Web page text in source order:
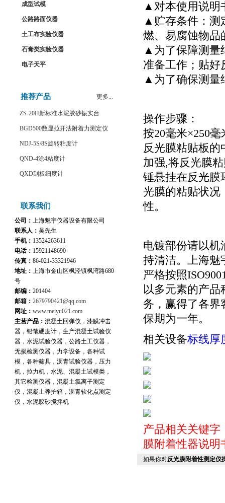
成型试模
公路路面仪器
土工布实验仪器
石膏类实验仪器
电子天平
推荐产品 更多...
ZS-20H新标准水泥胶砂振实台
BGD500数显拉开法附着力测定仪
NDJ-5S/8S旋转粘度计
QND-4涂4粘度计
QXD刮板细度计
联系我们
公司： 上海魅宇仪器设备有限公司
联系人： 吴先生
手机： 13524263611
电话： 15921148690
传真： 86-021-33321946
地址： 上海市金山区枫泾镇枫湾路680
号
邮编： 201404
邮箱： 2679790421@qq.com
网址： www.meiyu021.com
主营产品： 混凝土回弹仪，漆膜冲击
器，铅笔硬度计，生产混凝土试验仪
器，水泥试验仪器，公路土工仪器，
无损检测仪器，力学设备，各种试
模，各种筛具，沥青试验仪器，压力
机，拉力机，水泥、混凝土试模类，
其它检测仪器，混凝土氯离子测定
仪，混凝土养护箱，沥青软化点测定
仪，水泥胶砂搅拌机
▲对本使用说明
▲贮存条件：测
燃、易腐蚀物品
▲为了保障测量
准备工作；贴好
▲为了确保测量
操作步骤：
按20毫米×250
反光膜粘贴板的
加强,将反光膜
锤悬挂在反光膜
光膜的粘贴状况
性。
电镀部份请以机
持清洁。上海魅
严格按照
以多元素的产
务，赢得了各界
保期为一年。
相关设备标线厚
产品相关关键
膜附着性器说明
如果你对反光膜附着性测定仪